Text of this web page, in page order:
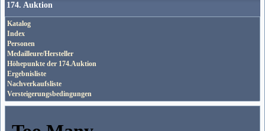
174. Auktion
Katalog
Index
Personen
Medailleure/Hersteller
Höhepunkte der 174.Auktion
Ergebnisliste
Nachverkaufsliste
Versteigerungsbedingungen